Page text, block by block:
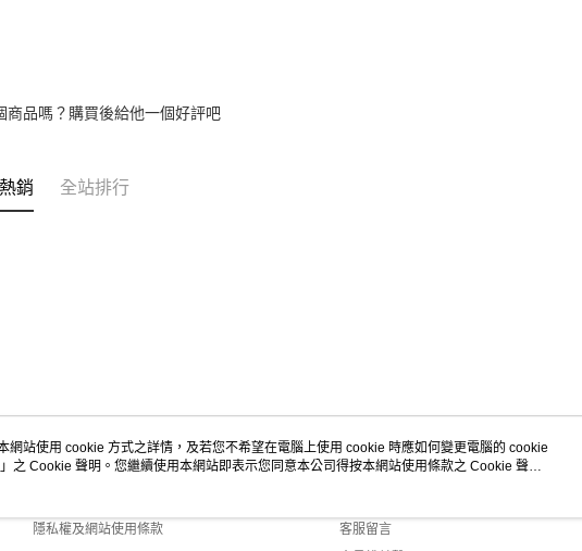
商品嗎？購買後給他一個好評吧
銷 全站排行
關於我們
隱私權及網站使用條款
客服資訊
客服留言
網站使用 cookie 方式之詳情，及若您不希望在電腦上使用 cookie 時應如何變更電腦的 cookie
」之 Cookie 聲明。您繼續使用本網站即表示您同意本公司得按本網站使用條款之 Cookie 聲明